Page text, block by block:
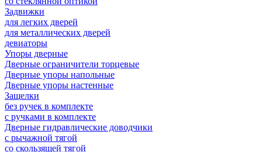
Задвижки
для легких дверей
для металлических дверей
девиаторы
Упоры дверные
Дверные ограничители торцевые
Дверные упоры напольные
Дверные упоры настенные
Защелки
без ручек в комплекте
с ручками в комплекте
Дверные гидравлические доводчики
с рычажной тягой
со скользящей тягой